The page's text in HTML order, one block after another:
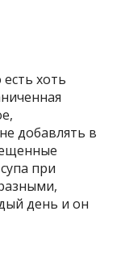
хоть
добавлять в
при
день и он